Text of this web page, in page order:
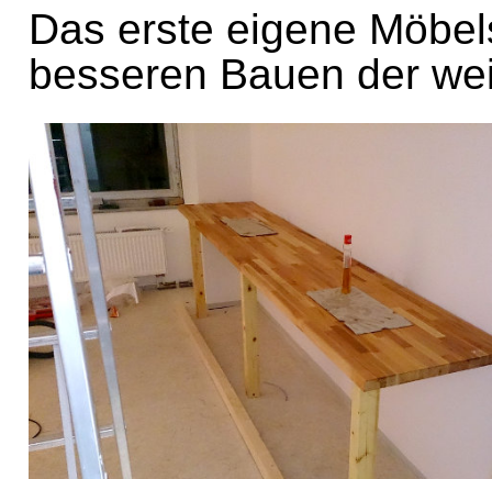
Das erste eigene
besseren Bauen der